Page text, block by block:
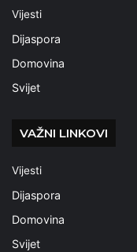
Vijesti
Dijaspora
Domovina
Svijet
VAŽNI LINKOVI
Vijesti
Dijaspora
Domovina
Svijet